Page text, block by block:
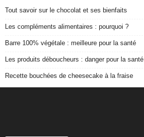
Tout savoir sur le chocolat et ses bienfaits
Les compléments alimentaires : pourquoi ?
Barre 100% végétale : meilleure pour la santé
Les produits déboucheurs : danger pour la santé
Recette bouchées de cheesecake à la fraise